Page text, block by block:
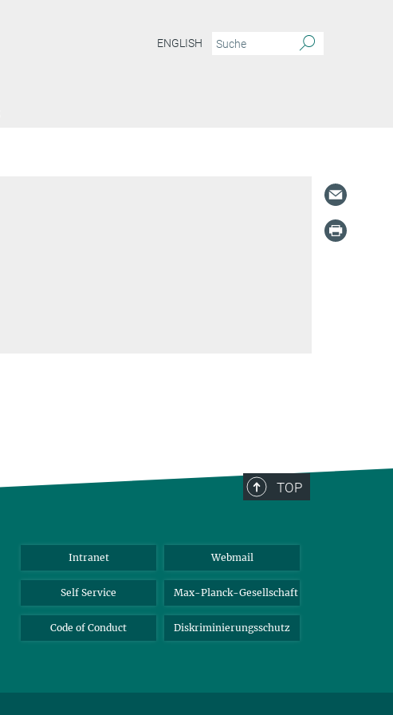
ENGLISH
TOP
Intranet Webmail
Self Service Max-Planck-Gesellschaft
Code of Conduct Diskriminierungsschutz